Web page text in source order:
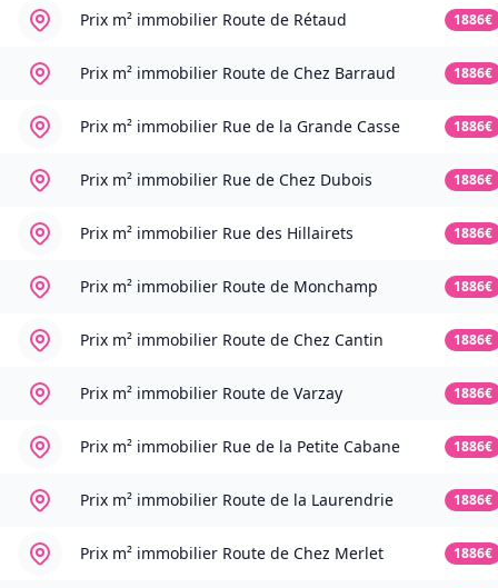
Prix m² immobilier Route de Rétaud 1886€
Prix m² immobilier Route de Chez Barraud 1886€
Prix m² immobilier Rue de la Grande Casse 1886€
Prix m² immobilier Rue de Chez Dubois 1886€
Prix m² immobilier Rue des Hillairets 1886€
Prix m² immobilier Route de Monchamp 1886€
Prix m² immobilier Route de Chez Cantin 1886€
Prix m² immobilier Route de Varzay 1886€
Prix m² immobilier Rue de la Petite Cabane 1886€
Prix m² immobilier Route de la Laurendrie 1886€
Prix m² immobilier Route de Chez Merlet 1886€